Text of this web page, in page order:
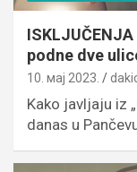
podne dve
10. мај 2023.
Kako javljaju iz
danas u